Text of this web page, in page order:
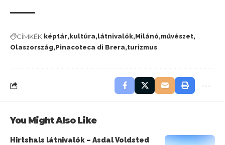
CÍMKÉK képtár kultúra látnivalók Milánó művészet
Olaszország Pinacoteca di Brera turizmus
You Might Also Like
Hirtshals látnivalók – Asdal Voldsted